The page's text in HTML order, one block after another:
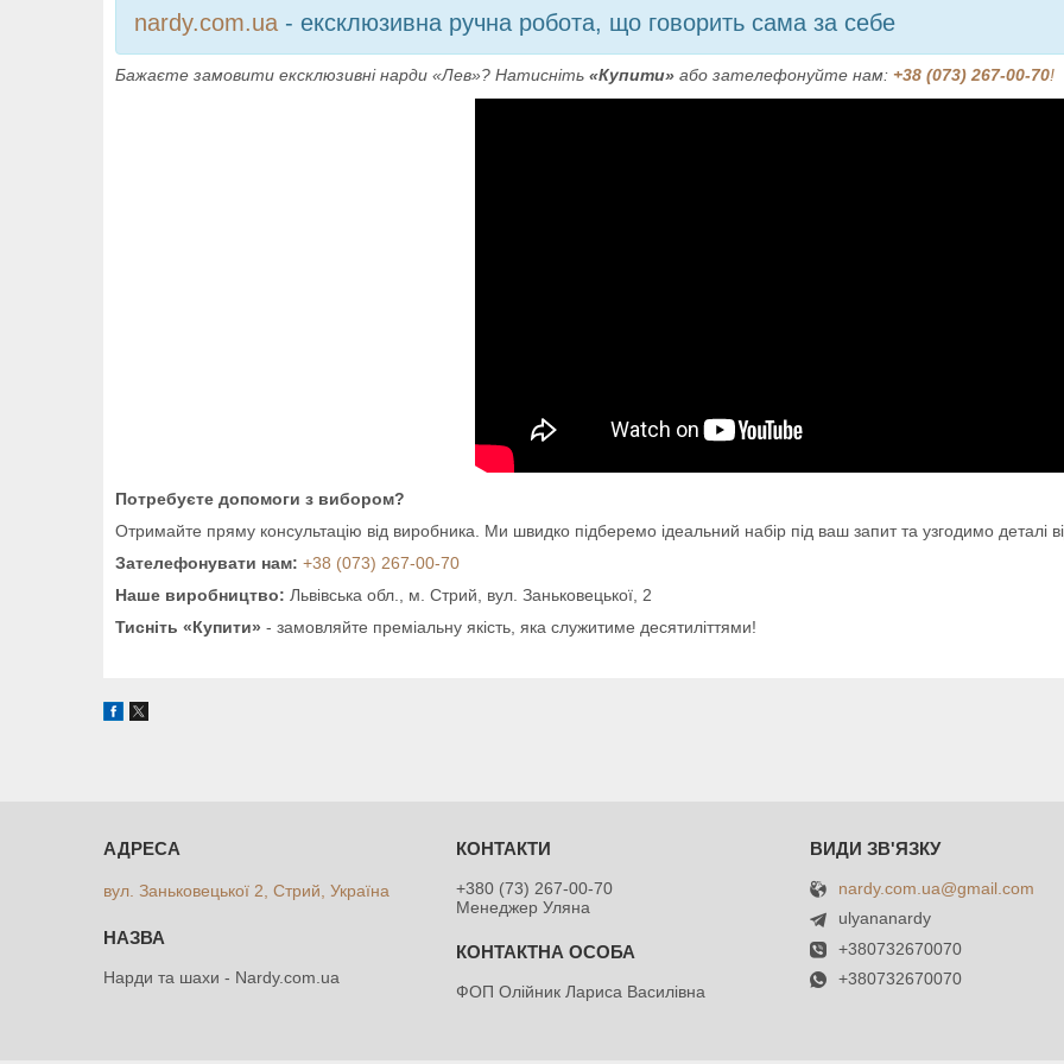
nardy.com.ua - ексклюзивна ручна робота, що говорить сама за себе
Бажаєте замовити ексклюзивні нарди «Лев»? Натисніть «Купити» або зателефонуйте нам: +38 (073) 267-00-70!
Потребуєте допомоги з вибором?
Отримайте пряму консультацію від виробника. Ми швидко підберемо ідеальний набір під ваш запит та узгодимо деталі
Зателефонувати нам: +38 (073) 267-00-70
Наше виробництво: Львівська обл., м. Стрий, вул. Заньковецької, 2
Тисніть «Купити» - замовляйте преміальну якість, яка служитиме десятиліттями!
вул. Заньковецької 2, Стрий, Україна
Нарди та шахи - Nardy.com.ua
+380 (73) 267-00-70
Менеджер Уляна
ФОП Олійник Лариса Василівна
nardy.com.ua@gmail.com
ulyananardy
+380732670070
+380732670070